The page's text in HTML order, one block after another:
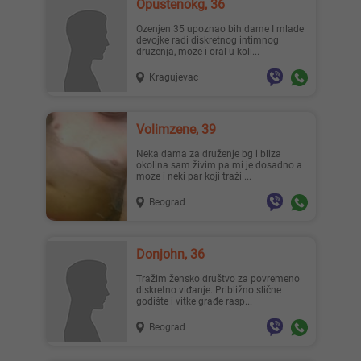
Opustenokg, 36
ozenjen 35 upoznao bih dame I mlade
devojke radi diskretnog intimnog
druzenja, moze i oral u koli...
Kragujevac
Volimzene, 39
Neka dama za druženje bg i bliza
okolina sam živim pa mi je dosadno a
moze i neki par koji traži ...
Beograd
Donjohn, 36
Tražim žensko društvo za povremeno
diskretno viđanje. Približno slične
godište i vitke građe rasp...
Beograd